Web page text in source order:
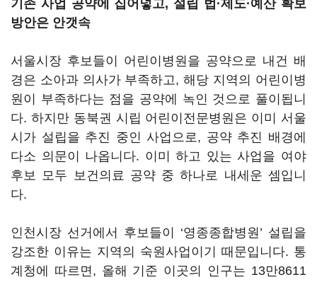
기존 사업 공약에 집어넣고, 설립 법·제도·예산 확보
방안은 안갯속
서울시장 후보들이 어린이병원을 공약으로 내건 배
경은 소아과 의사가 부족하고, 해당 지역의 어린이병
원이 부족하다는 점을 공약에 녹인 것으로 풀이됩니
다. 하지만 동북권 시립 어린이전문병원은 이미 서울
시가 설립을 추진 중인 사업으로, 공약 추진 배경에
다소 의문이 나옵니다. 이미 하고 있는 사업을 여야
후보 모두 보건의료 공약 중 하나로 내세운 셈입니
다.
인천시장 선거에서 후보들이 ‘영종종합병원’ 설립을
강조한 이유는 지역의 숙원사업이기 때문입니다. 통
계청에 따르면, 올해 기준 이곳의 인구는 13만8611